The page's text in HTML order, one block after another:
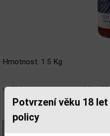
Potvrzení věku 18
policy
Hmotnost: 1.5 Kg
Skladem
A1 -
T1 -
Z1 -
198,35 Kčbez DPH